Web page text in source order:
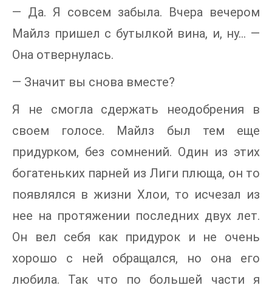
— Да. Я совсем забыла. Вчера вечером
Майлз пришел с бутылкой вина, и, ну… —
Она отвернулась.
— Значит вы снова вместе?
Я не смогла сдержать неодобрения в
своем голосе. Майлз был тем еще
придурком, без сомнений. Один из этих
богатеньких парней из Лиги плюща, он то
появлялся в жизни Хлои, то исчезал из
нее на протяжении последних двух лет.
Он вел себя как придурок и не очень
хорошо с ней обращался, но она его
любила. Так что по большей части я